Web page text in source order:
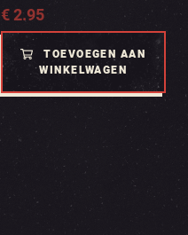
€2.95
TOEVOEGEN AAN
WINKELWAGEN